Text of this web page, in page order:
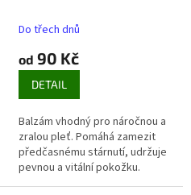
Do třech dnů
od 90 Kč
DETAIL
Balzám vhodný pro náročnou a
zralou pleť. Pomáhá zamezit
předčasnému stárnutí, udržuje
pevnou a vitální pokožku.